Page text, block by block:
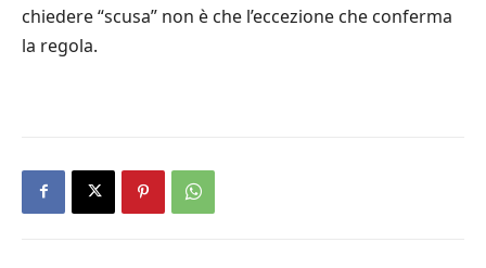
chiedere “scusa” non è che l’eccezione che conferma
la regola.